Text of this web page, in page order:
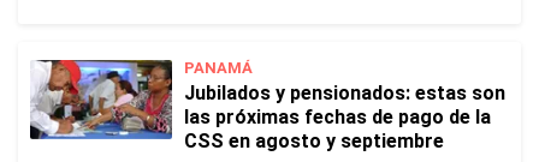
PANAMÁ
Jubilados y pensionados: estas son
las próximas fechas de pago de la
CSS en agosto y septiembre